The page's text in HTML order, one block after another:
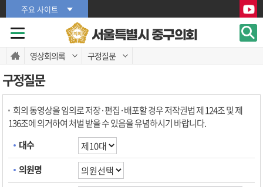
본문바로가기
본문바로가기
주요 사이트
서울특별시 중구의회
영상회의록 구정질문
구정질문
회의 동영상을 임의로 저장·편집·배포할 경우 저작권법 제 124조 및 제
136조에 의거하여 처벌 받을 수 있음을 유념하시기 바랍니다.
대수
의원명